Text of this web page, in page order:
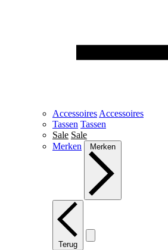
Accessoires Accessoires
Tassen Tassen
Sale Sale
Merken
Merken
Terug